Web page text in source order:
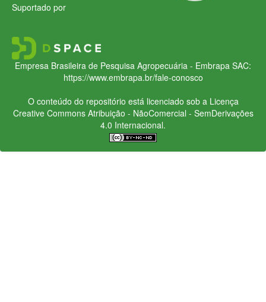
Suportado por
Empresa Brasileira de Pesquisa Agropecuária - Embrapa SAC:
https://www.embrapa.br/fale-conosco
O conteúdo do repositório está licenciado sob a Licença
Creative CommonsAtribuição - NãoComercial - SemDerivações
4.0 Internacional.